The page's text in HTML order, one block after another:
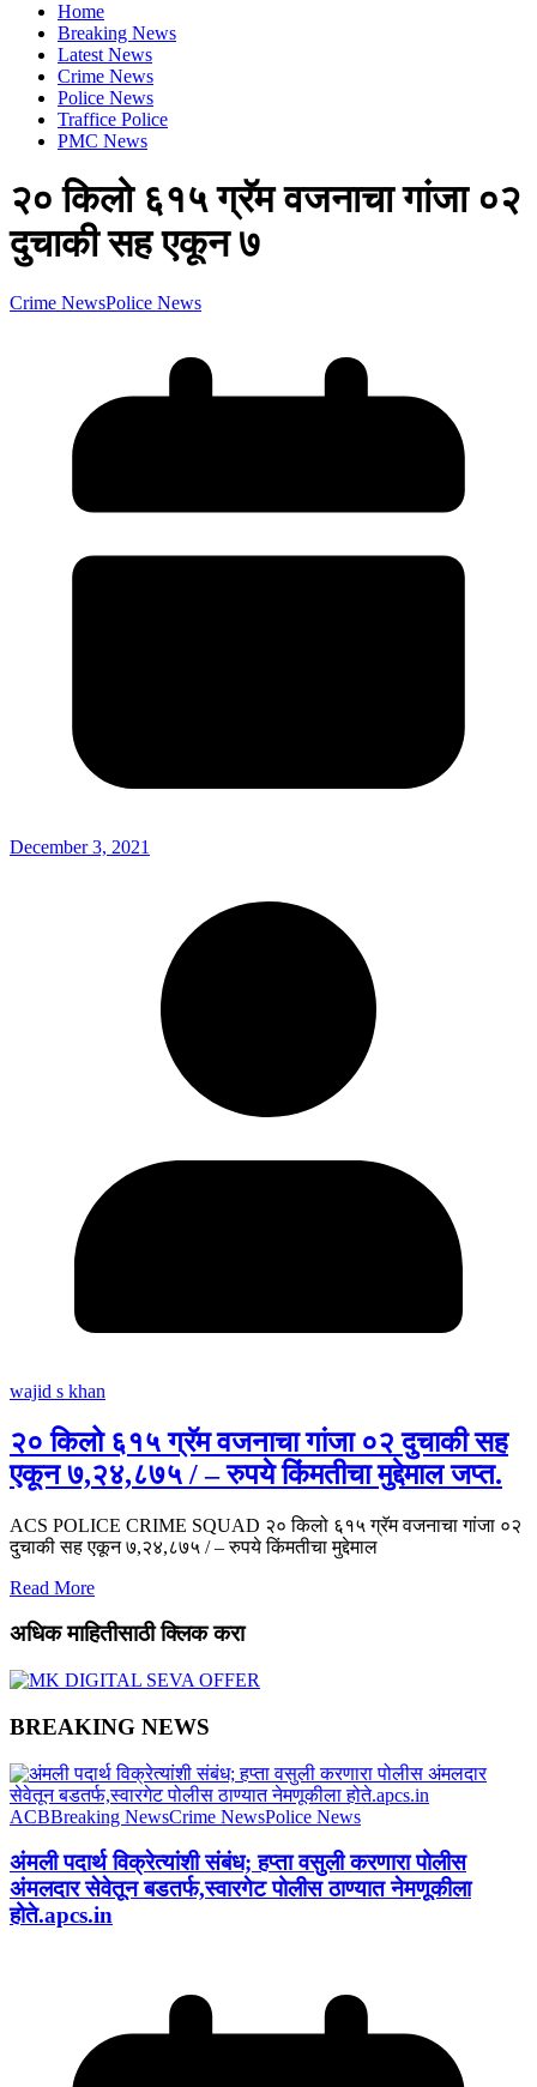
Home
Breaking News
Latest News
Crime News
Police News
Traffice Police
PMC News
२० किलो ६१५ ग्रॅम वजनाचा गांजा ०२
दुचाकी सह एकून ७
Crime NewsPolice News
December 3, 2021
wajid s khan
२० किलो ६१५ ग्रॅम वजनाचा गांजा ०२ दुचाकी सह
एकून ७,२४,८७५ / – रुपये किंमतीचा मुद्देमाल जप्त.
ACS POLICE CRIME SQUAD २० किलो ६१५ ग्रॅम वजनाचा गांजा ०२
दुचाकी सह एकून ७,२४,८७५ / – रुपये किंमतीचा मुद्देमाल
Read More
अधिक माहितीसाठी क्लिक करा
BREAKING NEWS
ACBBreaking NewsCrime NewsPolice News
अंमली पदार्थ विक्रेत्यांशी संबंध; हप्ता वसुली करणारा पोलीस
अंमलदार सेवेतून बडतर्फ,स्वारगेट पोलीस ठाण्यात नेमणूकीला
होते.apcs.in